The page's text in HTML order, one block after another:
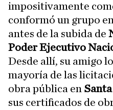
impositivamente
conformó un grupo
antes de la subida de
Poder Ejecutivo
Desde allí, su amigo
mayoría de las
obra pública en
sus certificados de